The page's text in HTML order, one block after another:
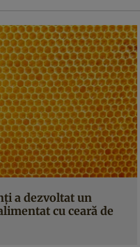
a dezvoltat un
cu ceară de